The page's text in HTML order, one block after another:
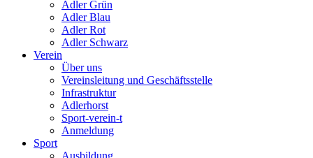
Adler Grün
Adler Blau
Adler Rot
Adler Schwarz
Verein
Über uns
Vereinsleitung und Geschäftsstelle
Infrastruktur
Adlerhorst
Sport-verein-t
Anmeldung
Sport
Ausbildung